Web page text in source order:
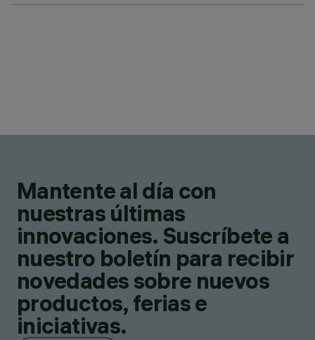
Mantente al día con
nuestras últimas
innovaciones. Suscríbete a
nuestro boletín para recibir
novedades sobre nuevos
productos, ferias e
iniciativas.